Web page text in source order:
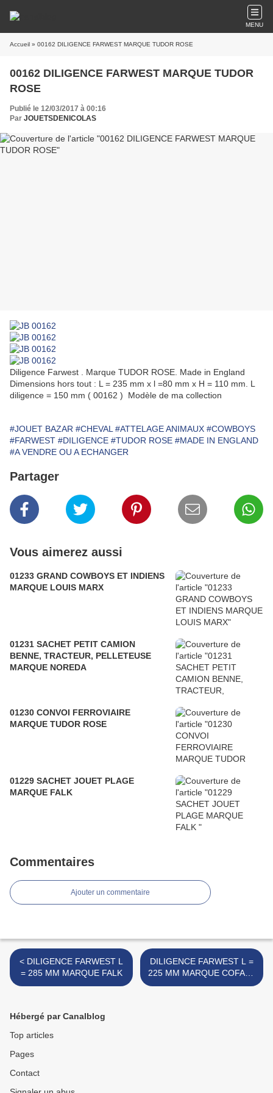
MENU
Accueil » 00162 DILIGENCE FARWEST MARQUE TUDOR ROSE
00162 DILIGENCE FARWEST MARQUE TUDOR
ROSE
Publié le 12/03/2017 à 00:16
Par JOUETSDENICOLAS
Diligence Farwest . Marque TUDOR ROSE. Made in England
Dimensions hors tout : L = 235 mm x l =80 mm x H = 110 mm. L
diligence = 150 mm ( 00162 ) Modèle de ma collection
#JOUET BAZAR #CHEVAL #ATTELAGE ANIMAUX #COWBOYS
#FARWEST #DILIGENCE #TUDOR ROSE #MADE IN ENGLAND
#A VENDRE OU A ECHANGER
Partager
Vous aimerez aussi
01233 GRAND COWBOYS ET INDIENS
MARQUE LOUIS MARX
01231 SACHET PETIT CAMION
BENNE, TRACTEUR, PELLETEUSE
MARQUE NOREDA
01230 CONVOI FERROVIAIRE
MARQUE TUDOR ROSE
01229 SACHET JOUET PLAGE
MARQUE FALK
Commentaires
Ajouter un commentaire
< DILIGENCE FARWEST L
= 285 MM MARQUE FALK
DILIGENCE FARWEST L =
225 MM MARQUE COFALU
>
Hébergé par Canalblog
Top articles
Pages
Contact